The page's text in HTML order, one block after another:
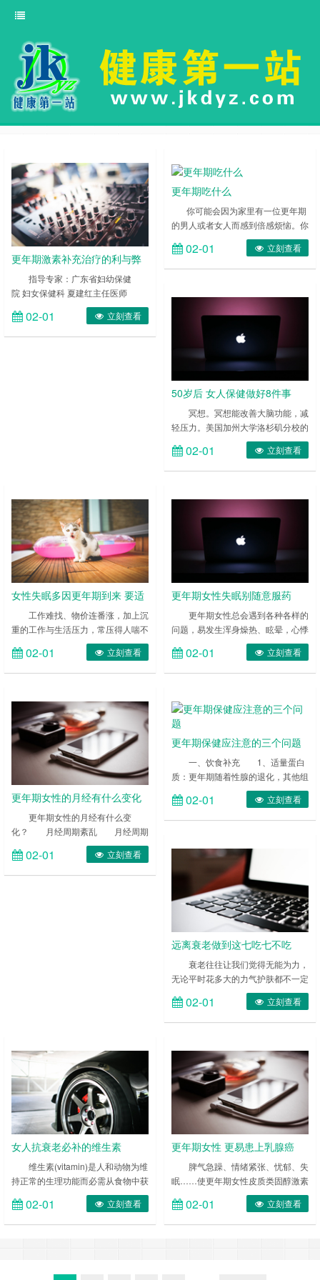
更年期激素补充治疗的利与弊
指导专家：广东省妇幼保健
院 妇女保健科 夏建红主任医师
激素补充治疗的益处 ……
02-01 立刻查看
更年期吃什么
你可能会因为家里有一位更年期
的男人或者女人而感到倍感烦恼。你
总是觉得更年期的人唠叨让你心烦意
乱。其实你不知道，更年期的人心理
是很脆弱的，他们唠叨，多疑等表现
现，二是因为他们希望能通过这些来
让你知道他的存在感，减少被忽略的
失落感。因此如果家中有更年期的患
者的话啊，身为家人一定要多多关爱
他们。关爱他们可以从他们日……
02-01 立刻查看
50岁后 女人保健做好8件事
冥想。冥想能改善大脑功能，减
轻压力。美国加州大学洛杉矶分校的
研究者发现，长期练习冥想的人，大
脑中的特定区域会更大，神经纤维之
间的连接更强健。 ……
02-01 立刻查看
女性失眠多因更年期到来 要适
度补充荷尔蒙
工作难找、物价连番涨，加上沉
重的工作与生活压力，常压得人喘不
过气，睡眠门诊发现，有失眠问题的
人日增。根据一项调查指出，全台约
有四分之一的人曾有失眠症状，从失
对于“一夜好眠”的睡眠品质非常重
视。 ……
02-01 立刻查看
更年期女性失眠别随意服药
更年期女性总会遇到各种各样的
问题，易发生浑身燥热、眩晕，心悸
等问题，而这时期的女性因为身体的
原因导致不舒服，睡不好觉，容易身
心疲倦。还会引发精神心理问题。想
的介绍能帮到忙。 ……
02-01 立刻查看
更年期女性的月经有什么变化
更年期女性的月经有什么变
化？ 月经周期紊乱 月经周期
不规则，来潮时间延长，经量增加，
甚至表现为阴道大出血。有时则淋漓
不断，1、2个月都不停止，这个时
02-01 立刻查看
更年期保健应注意的三个问题
一、饮食补充 1、适量蛋白
质：更年期随着性腺的退化，其他组
织器官也逐渐退化。因而在饮食上应
选用优质蛋白质，如牛奶、鸡蛋、瘦
肉、鱼类、家禽类及豆制品。 ……
02-01 立刻查看
远离衰老做到这七吃七不吃
衰老往往让我们觉得无能为力，
无论平时花多大的力气护肤都不一定
有明显成效。有没有想过，生活中不
良的饮食习惯很可能就是肌肤老化的
罪魁祸首，以下7种食物一定要忌
衰老! ……
02-01 立刻查看
女人抗衰老必补的维生素
维生素(vitamin)是人和动物为维
持正常的生理功能而必需从食物中获
得的一类微量有机物质，在人体生
长、代谢、发育过程中发挥着重要的
作用。 ……
02-01 立刻查看
更年期女性 更易患上乳腺癌
脾气急躁、情绪紧张、忧郁、失
眠……使更年期女性皮质类固醇激素
分泌过剩，T淋巴细胞减少，免疫功
能下降，再加上情绪的忧郁，很容易
会患上乳腺癌。那么，更年期女性要
02-01 立刻查看